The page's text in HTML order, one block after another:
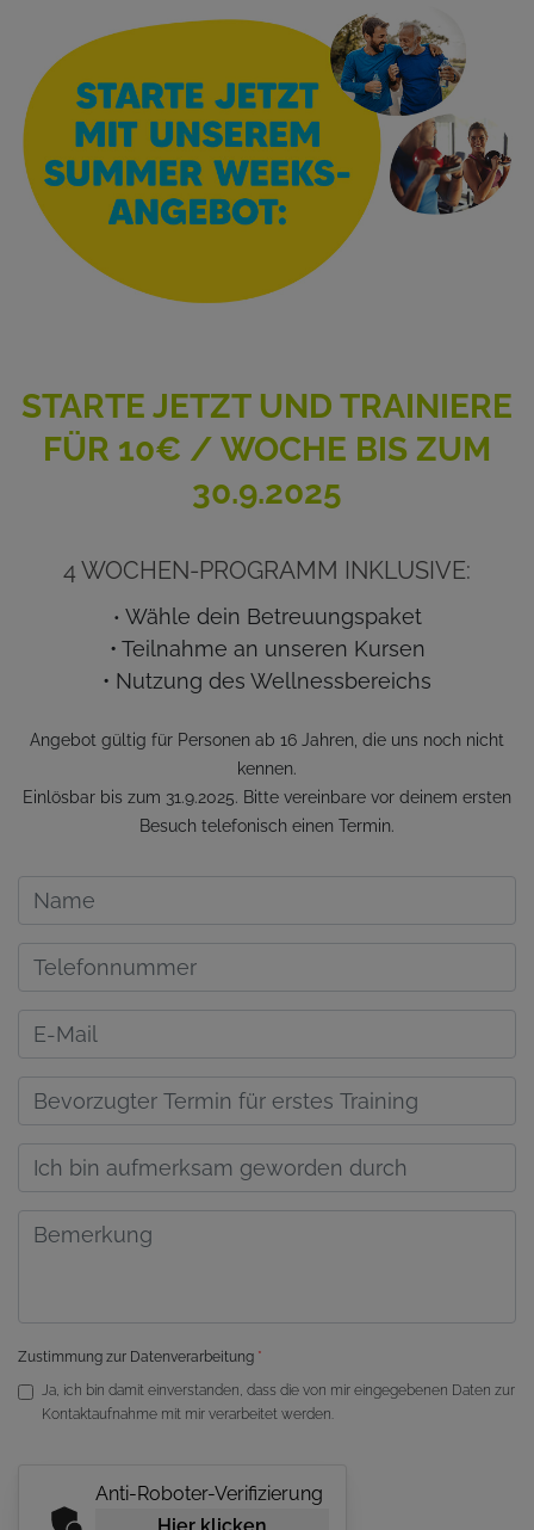
STARTE JETZT UND TRAINIERE
FÜR 10€ / WOCHE BIS ZUM
30.9.2025
4 WOCHEN-PROGRAMM INKLUSIVE:
• Wähle dein Betreuungspaket
• Teilnahme an unseren Kursen
• Nutzung des Wellnessbereichs
Angebot gültig für Personen ab 16 Jahren, die uns noch nicht
kennen.
Einlösbar bis zum 31.9.2025. Bitte vereinbare vor deinem ersten
Besuch telefonisch einen Termin.
Zustimmung zur Datenverarbeitung *
Ja, ich bin damit einverstanden, dass die von mir eingegebenen Daten zur
Kontaktaufnahme mit mir verarbeitet werden.
Anti-Roboter-Verifizierung